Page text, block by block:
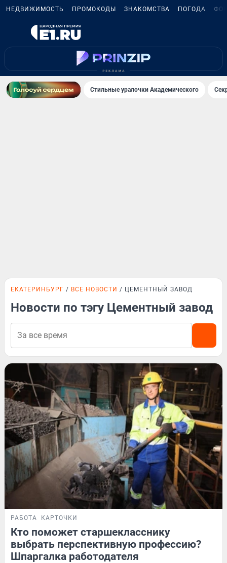
НЕДВИЖИМОСТЬ ПРОМОКОДЫ ЗНАКОМСТВА ПОГОДА
Стильные уралочки Академического
ЕКАТЕРИНБУРГ ВСЕ НОВОСТИ ЦЕМЕНТНЫЙ ЗАВОД
Новости по тэгу Цементный завод
РАБОТА КАРТОЧКИ
Кто поможет старшекласснику
выбрать перспективную профессию?
Шпаргалка работодателя